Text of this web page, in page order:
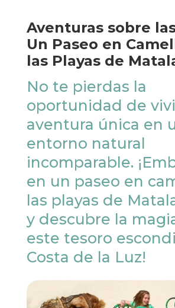
Aventuras sobre
Un Paseo en
las Playas de
No te pierdas la
oportunidad de
aventura única en
entorno natural
incomparable.
en un paseo en
las playas de
y descubre la
este tesoro
Costa de la Luz!